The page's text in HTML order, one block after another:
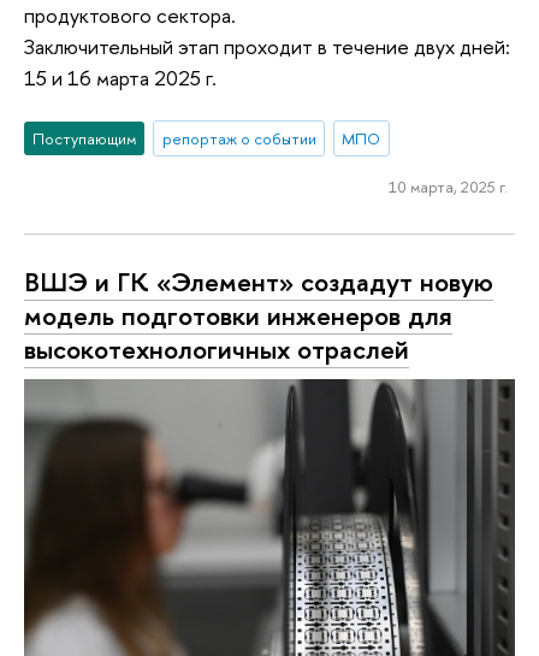
продуктового сектора.
Заключительный этап проходит в течение двух дней:
15 и 16 марта 2025 г.
Поступающим репортаж о событии МПО
10 марта, 2025 г.
ВШЭ и ГК «Элемент» создадут новую
модель подготовки инженеров для
высокотехнологичных отраслей